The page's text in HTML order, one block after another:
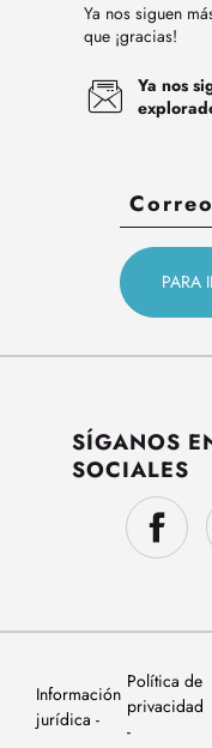
Ya nos siguen
que ¡gracias!
Ya nos
SÍGANOS
SOCIALES
Información
jurídica
Política de
privacidad